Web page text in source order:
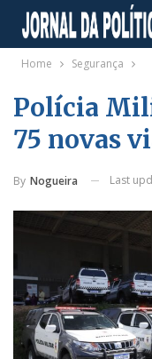
Home Segurança
Polícia
75 novas
By Nogueira Last